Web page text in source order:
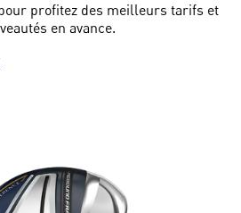
profitez des meilleurs tarifs et
en avance.